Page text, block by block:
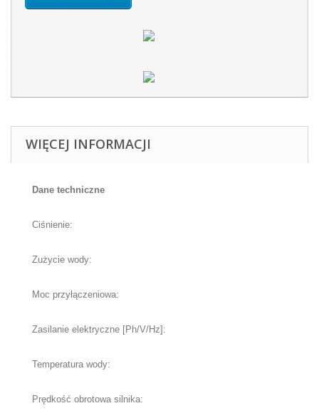
WIĘCEJ INFORMACJI
Dane techniczne
Ciśnienie:
Zużycie wody:
Moc przyłączeniowa:
Zasilanie elektryczne [Ph/V/Hz] :
Temperatura wody:
Prędkość obrotowa silnika: